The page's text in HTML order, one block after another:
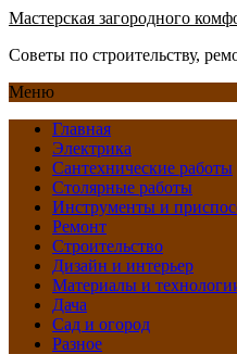
Мастерская загородного
Советы по строительству,
Меню
Главная
Электрика
Сантехнические работы
Столярные работы
Инструменты и
Ремонт
Строительство
Дизайн и интерьер
Материалы и
Дача
Сад и огород
Разное